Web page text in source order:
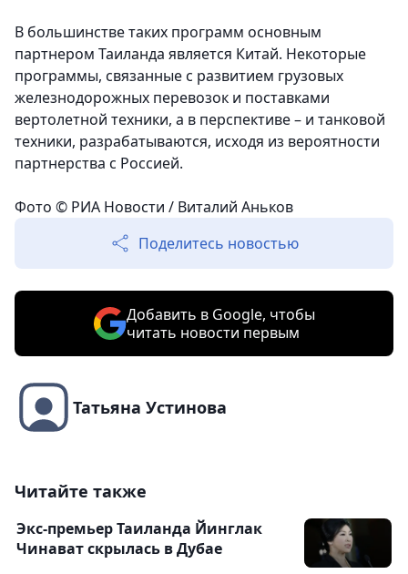
В большинстве таких программ основным
партнером Таиланда является Китай. Некоторые
программы, связанные с развитием грузовых
железнодорожных перевозок и поставками
вертолетной техники, а в перспективе – и танковой
техники, разрабатываются, исходя из вероятности
партнерства с Россией.
Фото © РИА Новости / Виталий Аньков
Поделитесь новостью
Добавить в Google, чтобы
читать новости первым
Татьяна Устинова
Читайте также
Экс-премьер Таиланда Йинглак
Чинават скрылась в Дубае